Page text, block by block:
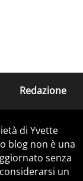
Redazione
di Yvette
blog non è una
senza
un